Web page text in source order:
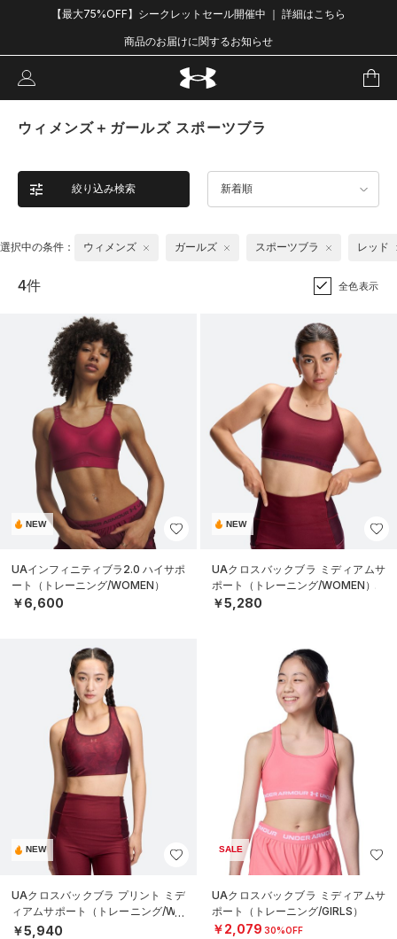
【最大75%OFF】シークレットセール開催中 ｜ 詳細はこちら
商品のお届けに関するお知らせ
ウィメンズ＋ガールズ スポーツブラ
絞り込み検索 新着順
選択中の条件： ウィメンズ ガールズ スポーツブラ レッド
4件 全色表示
NEW
UAインフィニティブラ2.0 ハイサポ
ート（トレーニング/WOMEN）
￥6,600
NEW
UAクロスバックブラ ミディアムサ
ポート（トレーニング/WOMEN）
￥5,280
NEW
UAクロスバックブラ プリント ミデ
ィアムサポート（トレーニング/WO
MEN）
￥5,940
SALE
UAクロスバックブラ ミディアムサ
ポート（トレーニング/GIRLS）
￥2,079 30%OFF